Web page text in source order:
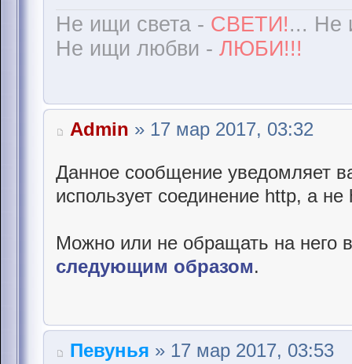
Не ищи света - СВЕТИ!... Не
Не ищи любви - ЛЮБИ!!!
Admin » 17 мар 2017, 03:32
Данное сообщение уведомляет
использует соединение http, а не
Можно или не обращать на него
следующим образом.
Певунья » 17 мар 2017, 03:53